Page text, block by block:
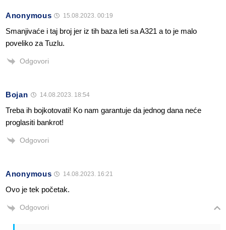
Anonymous 15.08.2023. 00:19
Smanjivaće i taj broj jer iz tih baza leti sa A321 a to je malo
poveliko za Tuzlu.
Odgovori
Bojan 14.08.2023. 18:54
Treba ih bojkotovati! Ko nam garantuje da jednog dana neće
proglasiti bankrot!
Odgovori
Anonymous 14.08.2023. 16:21
Ovo je tek početak.
Odgovori